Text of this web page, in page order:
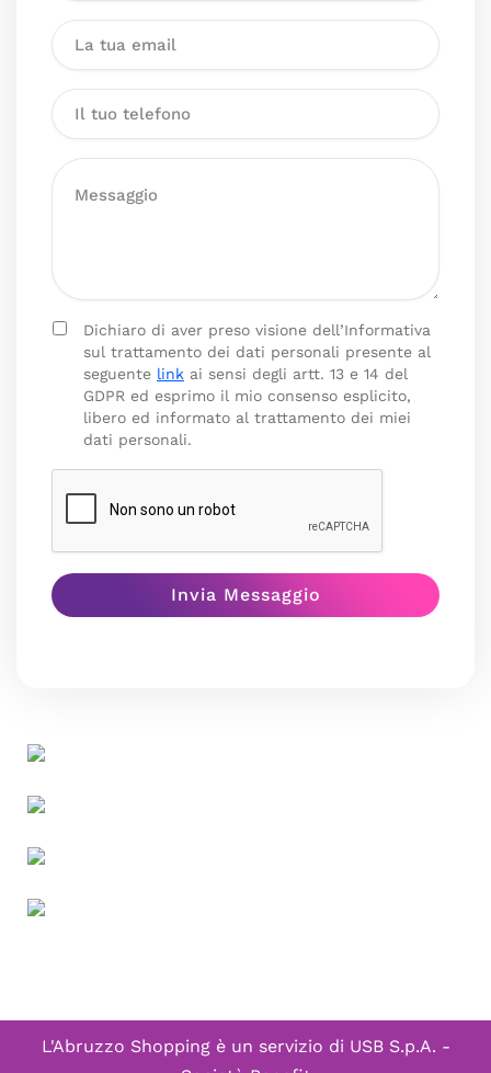
Dichiaro di aver preso visione dell’Informativa
sul trattamento dei dati personali presente al
seguente link ai sensi degli artt. 13 e 14 del
GDPR ed esprimo il mio consenso esplicito,
libero ed informato al trattamento dei miei
dati personali.
L'Abruzzo Shopping è un servizio di USB S.p.A. -